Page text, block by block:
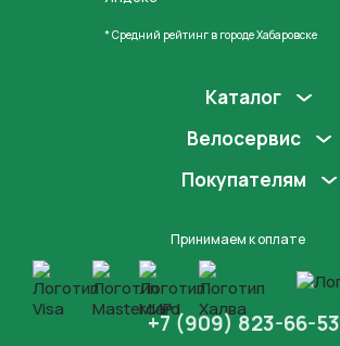
* Средний рейтинг в городе Хабаровске
Каталог
Велосервис
Покупателям
Принимаем к оплате
+7 (909) 823-66-53